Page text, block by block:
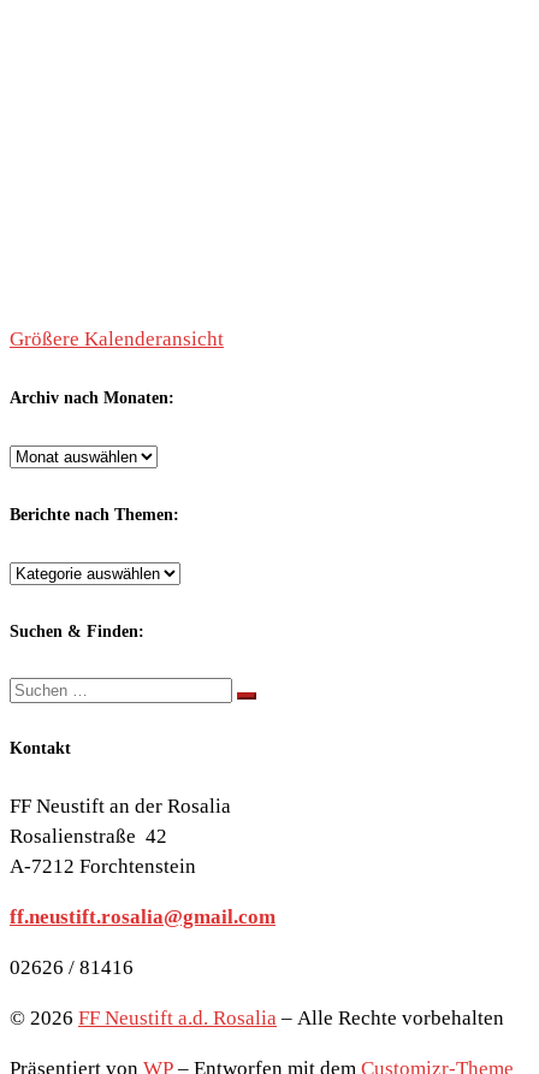
Größere Kalenderansicht
Archiv nach Monaten:
Archiv
Monaten:
Berichte nach Themen:
Berichte
Themen:
Suchen & Finden:
Suche
Suchen …
Kontakt
FF Neustift an der Rosalia
Rosalienstraße 42
A-7212 Forchtenstein
ff.neustift.rosalia@gmail.com
02626 / 81416
© 2026 FF Neustift a.d. Rosalia – Alle Rechte vorbehalten
Präsentiert von WP – Entworfen mit dem Customizr-Theme